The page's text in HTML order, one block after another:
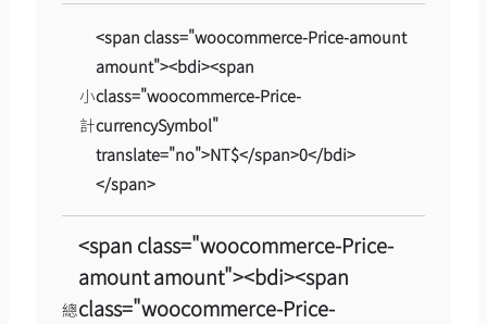
小
計
<span class="woocommerce-Price-amount
amount"><bdi><span
class="woocommerce-Price-
currencySymbol"
translate="no">NT$</span>0</bdi>
</span>
總
<span class="woocommerce-Price-
amount amount"><bdi><span
class="woocommerce-Price-